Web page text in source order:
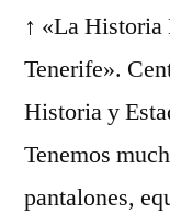
↑ «La
Tenerife».
Historia y
Tenemos
pantalones,